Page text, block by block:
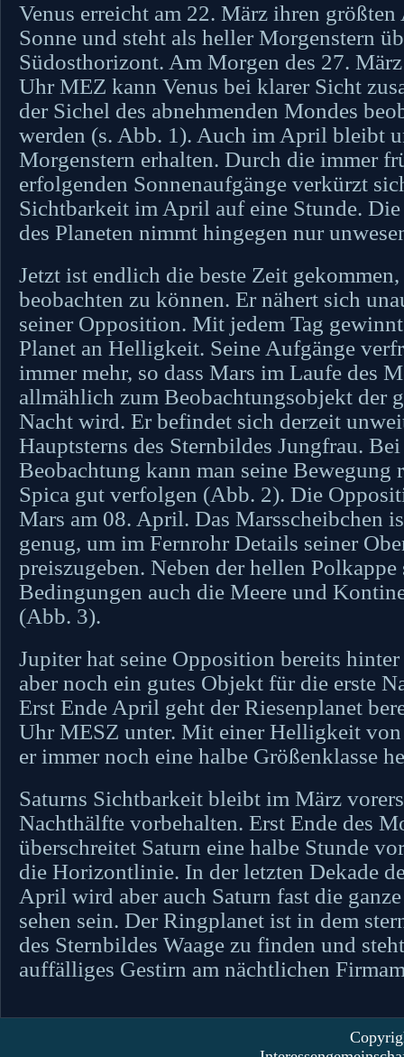
Venus erreicht am 22. März ihren größten
Sonne und steht als heller Morgenstern
Südosthorizont. Am Morgen des 27.
Uhr MEZ kann Venus bei klarer Sicht
der Sichel des abnehmenden Mondes
werden (s. Abb. 1). Auch im April bleibt
Morgenstern erhalten. Durch die immer
erfolgenden Sonnenaufgänge verkürzt
Sichtbarkeit im April auf eine Stunde.
des Planeten nimmt hingegen nur
Jetzt ist endlich die beste Zeit
beobachten zu können. Er nähert sich
seiner Opposition. Mit jedem Tag
Planet an Helligkeit. Seine Aufgänge
immer mehr, so dass Mars im Laufe des
allmählich zum Beobachtungsobjekt der
Nacht wird. Er befindet sich derzeit
Hauptsterns des Sternbildes Jungfrau.
Beobachtung kann man seine Bewegung
Spica gut verfolgen (Abb. 2). Die
Mars am 08. April. Das Marsscheibchen
genug, um im Fernrohr Details seiner
preiszugeben. Neben der hellen
Bedingungen auch die Meere und
(Abb. 3).
Jupiter hat seine Opposition bereits
aber noch ein gutes Objekt für die erste
Erst Ende April geht der Riesenplanet
Uhr MESZ unter. Mit einer Helligkeit
er immer noch eine halbe Größenklasse
Saturns Sichtbarkeit bleibt im März
Nachthälfte vorbehalten. Erst Ende des
überschreitet Saturn eine halbe Stunde
die Horizontlinie. In der letzten Dekade
April wird aber auch Saturn fast die
sehen sein. Der Ringplanet ist in dem
des Sternbildes Waage zu finden und
auffälliges Gestirn am nächtlichen